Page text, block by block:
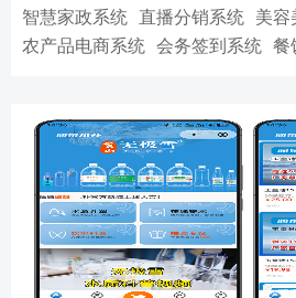
智慧家政系统 直播分销系统 美容
农产品电商系统 会务签到系统 餐